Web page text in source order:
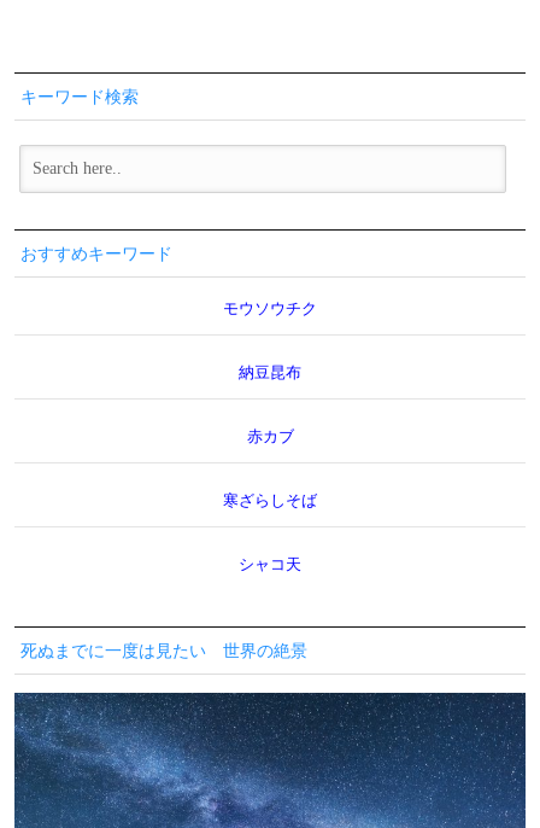
キーワード検索
おすすめキーワード
モウソウチク
納豆昆布
赤カブ
寒ざらしそば
シャコ天
死ぬまでに一度は見たい 世界の絶景